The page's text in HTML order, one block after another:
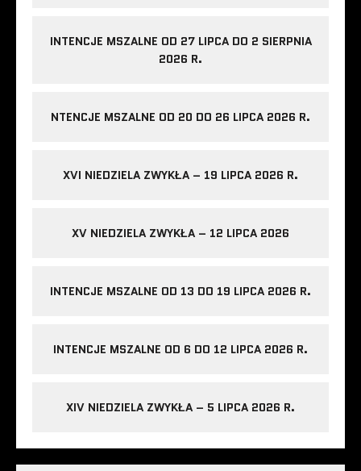
INTENCJE MSZALNE OD 27 LIPCA DO 2 SIERPNIA
2026 R.
NTENCJE MSZALNE OD 20 DO 26 LIPCA 2026 R.
XVI NIEDZIELA ZWYKŁA – 19 LIPCA 2026 R.
XV NIEDZIELA ZWYKŁA – 12 LIPCA 2026
INTENCJE MSZALNE OD 13 DO 19 LIPCA 2026 R.
INTENCJE MSZALNE OD 6 DO 12 LIPCA 2026 R.
XIV NIEDZIELA ZWYKŁA – 5 LIPCA 2026 R.